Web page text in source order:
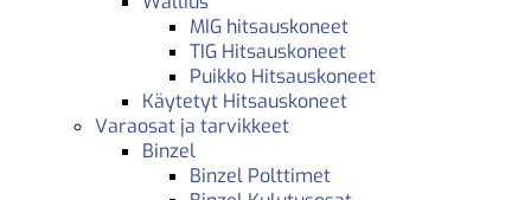
MIG hitsauskoneet
TIG Hitsauskoneet
Puikko Hitsauskoneet
Käytetyt Hitsauskoneet
Varaosat ja tarvikkeet
Binzel
Binzel Polttimet